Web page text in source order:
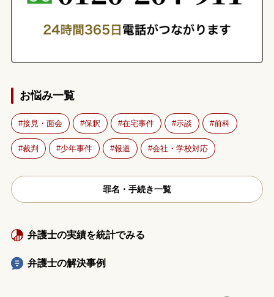
お悩み一覧
接見・面会 保釈 在宅事件 示談 前科
裁判 少年事件 報道 会社・学校対応
罪名・手続き一覧
弁護士の実績を統計でみる
弁護士の解決事例